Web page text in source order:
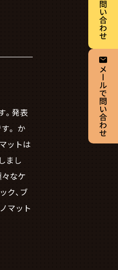
。発表
。 か
ットは
まし
なケ
ク、ブ
マット